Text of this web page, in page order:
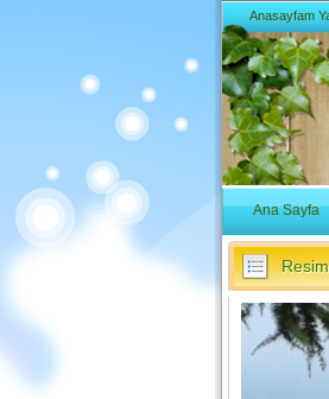
Anasayfam
Ana Sayfa